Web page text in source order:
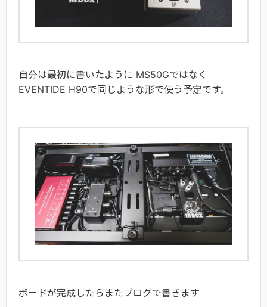
自分は最初に書いたように MS50Gではなく
EVENTIDE H90で同じような形で使う予定です。
ボードが完成したらまたブログで書きます